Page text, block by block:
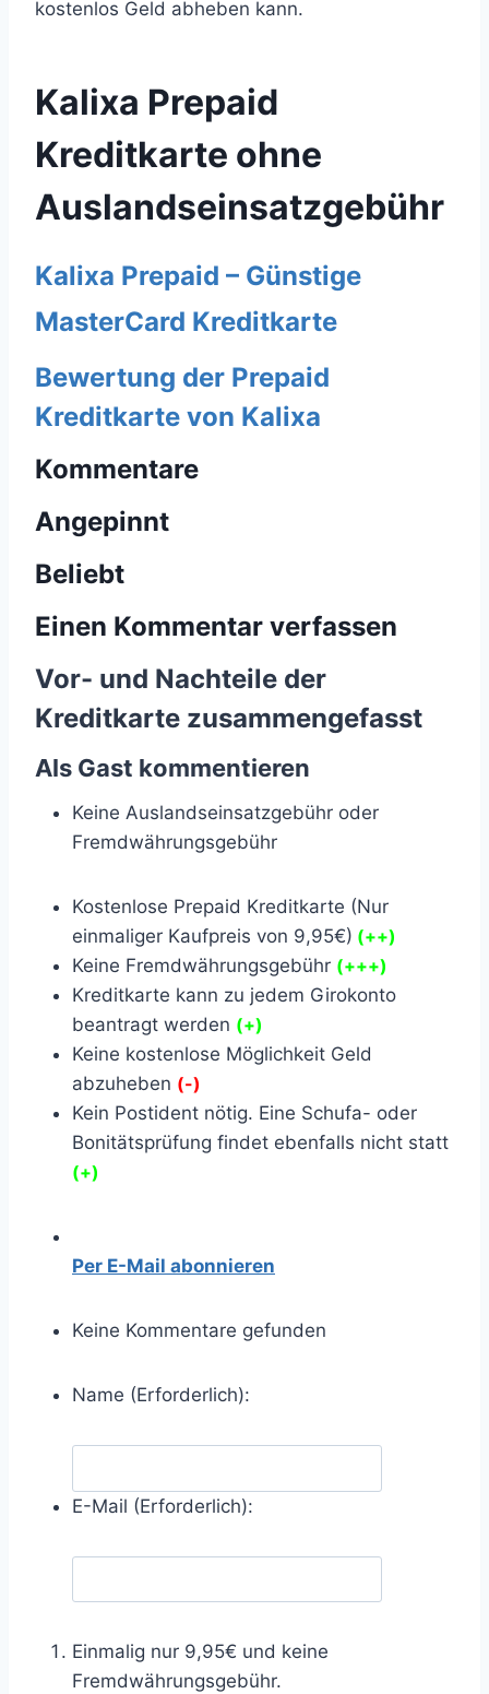
kostenlos Geld abheben kann.
Kalixa Prepaid
Kreditkarte ohne
Auslandseinsatzgebühr
Kalixa Prepaid – Günstige
MasterCard Kreditkarte
Bewertung der Prepaid
Kreditkarte von Kalixa
Kommentare
Angepinnt
Beliebt
Einen Kommentar verfassen
Vor- und Nachteile der
Kreditkarte zusammengefasst
Als Gast kommentieren
Keine Auslandseinsatzgebühr oder
Fremdwährungsgebühr
Kostenlose Prepaid Kreditkarte (Nur
einmaliger Kaufpreis von 9,95€) (++)
Keine Fremdwährungsgebühr (+++)
Kreditkarte kann zu jedem Girokonto
beantragt werden (+)
Keine kostenlose Möglichkeit Geld
abzuheben (-)
Kein Postident nötig. Eine Schufa- oder
Bonitätsprüfung findet ebenfalls nicht statt
(+)
Per E-Mail abonnieren
Keine Kommentare gefunden
Name (Erforderlich):
E-Mail (Erforderlich):
Einmalig nur 9,95€ und keine
Fremdwährungsgebühr.